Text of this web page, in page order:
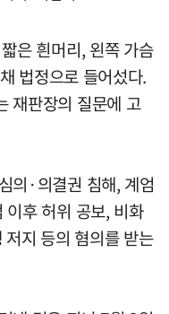
은 흰머리, 왼쪽 가슴
법정으로 들어섰다.
재판장의 질문에 고
의·의결권 침해, 계엄
후 허위 공보, 비화
지 등의 혐의를 받는